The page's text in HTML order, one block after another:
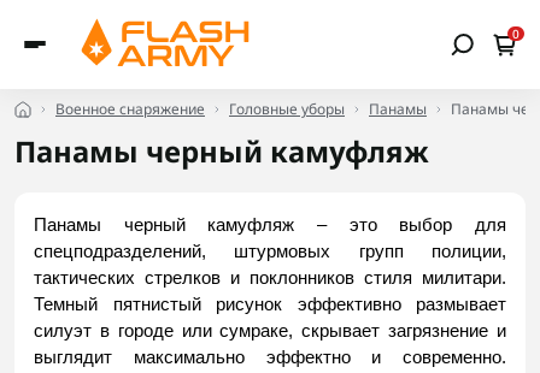
0
Военное снаряжение Головные уборы Панамы Панамы
Панамы черный камуфляж
Панамы черный камуфляж – это выбор для
спецподразделений, штурмовых групп полиции,
тактических стрелков и поклонников стиля милитари.
Темный пятнистый рисунок эффективно размывает
силуэт в городе или сумраке, скрывает загрязнение и
выглядит максимально эффектно и современно.